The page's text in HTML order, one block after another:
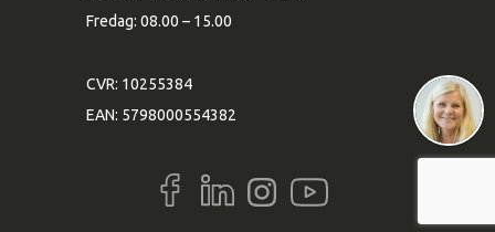
Fredag: 08.00 – 15.00
CVR: 10255384
EAN: 5798000554382